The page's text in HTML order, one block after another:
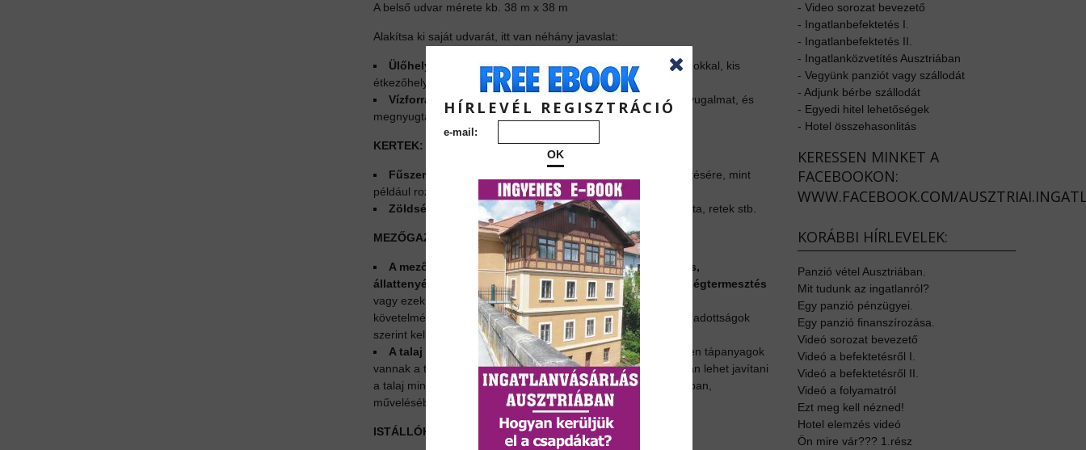
HÍRLEVÉL REGISZTRÁCIÓ
e-mail:
OK
A belső udvar mérete kb. 38 m x 38 m
Alakítsa ki saját udvarát, itt van néhány javaslat:
Ülőhelyek:
Egy szép belső udvarbellett lehet beépíteni padokkal, kis
étkezőhelyiségekkel a étkezésekhez vagy csak az ellazulásra.
Vízforrások:
Egy kis szökőkút is biztosít majd akusztikus nyugalmat, és
megnyugtató elemeként funkcionálhat.
KERTEK:
Fűszerkert:
Az udvar jól alkalmas fűszernövények termesztésére, mint
például rozmaring, kakukkfű, bazsalikom, menta stb.
Zöldségkert:
kis zöldségkertek - paradicsom, paprika, saláta, retek stb.
MEZŐGAZDASÁG:
A mezőgazdaság típusa:Eldöntheti, hogybioüzemeltetés,
állattenyésztés, dióolaj, komló, bor, gyümölcs- vagy zöldségtermesztés
vagy ezek kombinációja legyen. Minden mezőgazdaság saját
követelményeivel és kihívásaival bír; a műveleteket először az adottságok
szerint kell elemzni.
A talaj elemzése:
A talaj elemzése fontos, hogy értse, milyen tápanyagok
vannak a talajban, mennyire sok vagy kevesebb van, és hogyan lehet javítani
a talaj minőségét. Ez segít a megfelelő növények kiválasztásában,
művelésében, legeltetésében és a trágyázásban.
ISTÁLLÓK - LOVAK:
- Video sorozat bevezető
- Ingatlanbefektetés I.
- Ingatlanbefektetés II.
- Ingatlanközvetítés Ausztriában
- Vegyünk panziót vagy szállodát
- Adjunk bérbe szállodát
- Egyedi hitel lehetőségek
- Hotel összehasonlitás
KERESSEN MINKET A
FACEBOOKON:
WWW.FACEBOOK.COM/
KORÁBBI HÍRLEVELEK:
Panzió vétel Ausztriában.
Mit tudunk az ingatlanról?
Egy panzió pénzügyei.
Egy panzió finanszírozása.
Videó sorozat bevezető
Videó a befektetésről I.
Videó a befektetésről II.
Videó a folyamatról
Ezt meg kell nézned!
Hotel elemzés videó
Ön mire vár??? 1.rész